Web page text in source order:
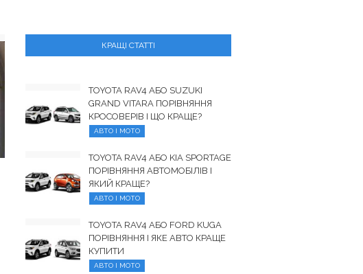
КРАЩІ СТАТТІ
TOYOTA RAV4 АБО SUZUKI
GRAND VITARA ПОРІВНЯННЯ
КРОСОВЕРІВ І ЩО КРАЩЕ?
АВТО І МОТО
TOYOTA RAV4 АБО KIA SPORTAGE
ПОРІВНЯННЯ АВТОМОБІЛІВ І
ЯКИЙ КРАЩЕ?
АВТО І МОТО
TOYOTA RAV4 АБО FORD KUGA
ПОРІВНЯННЯ І ЯКЕ АВТО КРАЩЕ
КУПИТИ
АВТО І МОТО